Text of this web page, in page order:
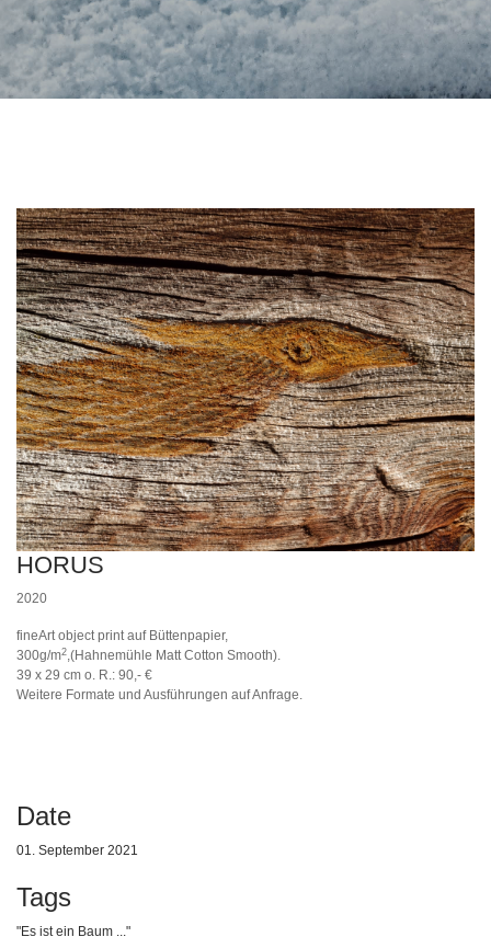
HORUS
2020
fineArt object print auf Büttenpapier,
300g/m2,(Hahnemühle Matt Cotton Smooth).
39 x 29 cm o. R.: 90,- €
Weitere Formate und Ausführungen auf Anfrage.
Date
01. September 2021
Tags
"Es ist ein Baum ..."